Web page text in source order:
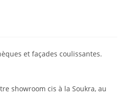
et façades coulissantes.
showroom cis à la Soukra, au